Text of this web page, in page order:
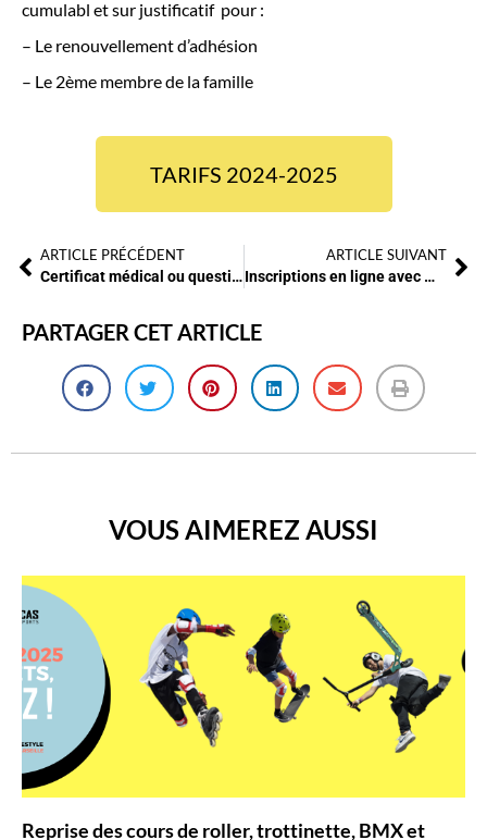
cumulabl et sur justificatif pour :
– Le renouvellement d’adhésion
– Le 2ème membre de la famille
TARIFS 2024-2025
ARTICLE PRÉCÉDENT
Certificat médical ou questionnaire santé sport 2024-2025
ARTICLE SUIVANT
Inscriptions en ligne avec MonClub
PARTAGER CET ARTICLE
VOUS AIMEREZ AUSSI
Reprise des cours de roller, trottinette, BMX et